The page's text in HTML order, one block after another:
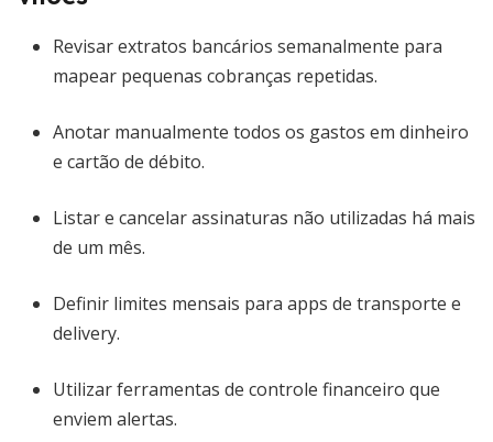
Revisar extratos bancários semanalmente para
mapear pequenas cobranças repetidas.
Anotar manualmente todos os gastos em dinheiro
e cartão de débito.
Listar e cancelar assinaturas não utilizadas há mais
de um mês.
Definir limites mensais para apps de transporte e
delivery.
Utilizar ferramentas de controle financeiro que
enviem alertas.